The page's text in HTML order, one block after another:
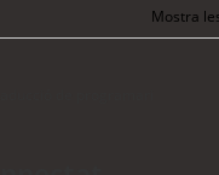
Mostra